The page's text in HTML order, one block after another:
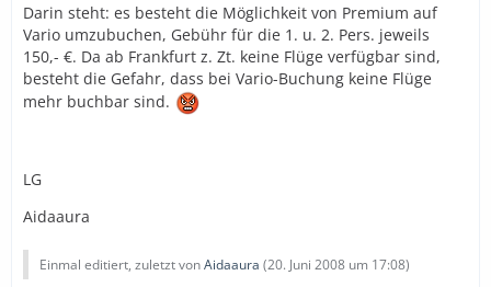
Darin steht: es besteht die Möglichkeit von Premium auf
Vario umzubuchen, Gebühr für die 1. u. 2. Pers. jeweils
150,- €. Da ab Frankfurt z. Zt. keine Flüge verfügbar sind,
besteht die Gefahr, dass bei Vario-Buchung keine Flüge
mehr buchbar sind.
LG
Aidaaura
Einmal editiert, zuletzt vonAidaaura (20. Juni 2008 um 17:08)